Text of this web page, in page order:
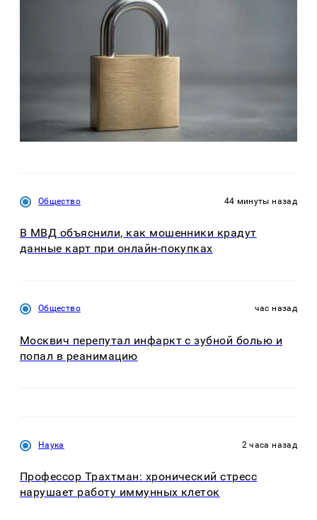
Общество 44 минуты назад
В МВД объяснили, как мошенники крадут
данные карт при онлайн-покупках
Общество час назад
Москвич перепутал инфаркт с зубной болью и
попал в реанимацию
Наука 2 часа назад
Профессор Трахтман: хронический стресс
нарушает работу иммунных клеток